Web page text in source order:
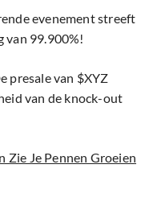
evenement streeft
van 99.900%!
presale van $XYZ
van de knock-out
Zie Je Pennen Groeien